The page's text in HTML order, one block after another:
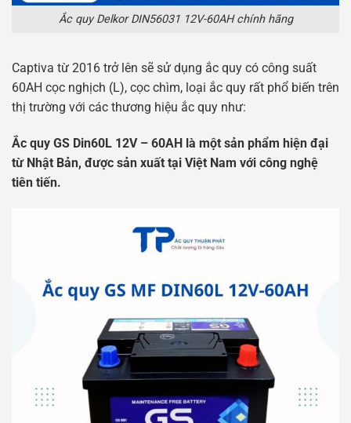
Ắc quy Delkor DIN56031 12V-60AH chính hãng
Captiva từ 2016 trở lên sẽ sử dụng ắc quy có công suất
60AH cọc nghịch (L), cọc chìm, loại ắc quy rất phổ biến trên
thị trường với các thương hiệu ắc quy như:
Ắc quy GS Din60L 12V – 60AH là một sản phẩm hiện đại
từ Nhật Bản, được sản xuất tại Việt Nam với công nghệ
tiên tiến.